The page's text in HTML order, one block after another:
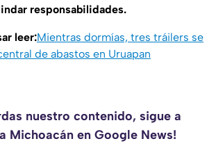
responsabilidades.
leer:Mientras dormías, tres tráilers se
de abastos en Uruapan
nuestro contenido, sigue a
Michoacán en Google News!